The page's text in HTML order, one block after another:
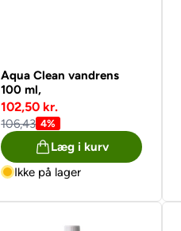
Aqua Clean vandrens
100 ml,
102,50 kr.
106,43 4%
Læg i kurv
Ikke på lager